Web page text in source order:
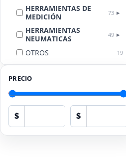
HERRAMIENTAS DE
MEDICIÓN
73
HERRAMIENTAS
NEUMATICAS
49
OTROS 19
LIMPIEZA
AUTOMOTRIZ
PROTECCIÓN
PERSONAL
17
HERRAMIENTAS
HIDRÁULICAS
PRECIO
$ $